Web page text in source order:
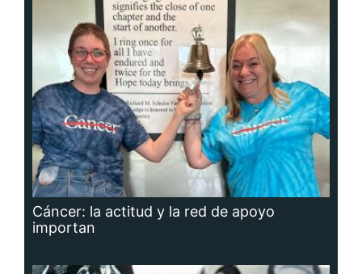
Cáncer: la actitud y la red de apoyo
importan